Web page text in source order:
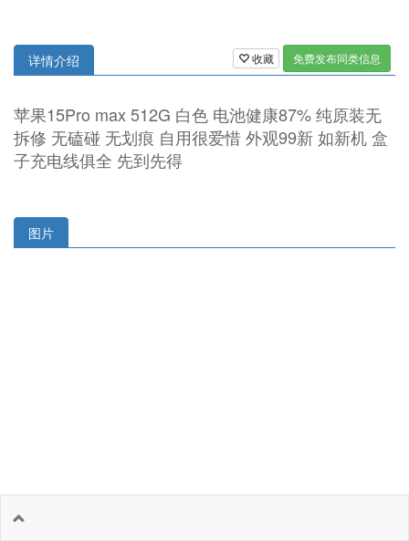
收藏 免费发布同类信息
详情介绍
苹果15Pro max 512G 白色 电池健康87% 纯原装无
拆修 无磕碰 无划痕 自用很爱惜 外观99新 如新机 盒
子充电线俱全 先到先得
图片